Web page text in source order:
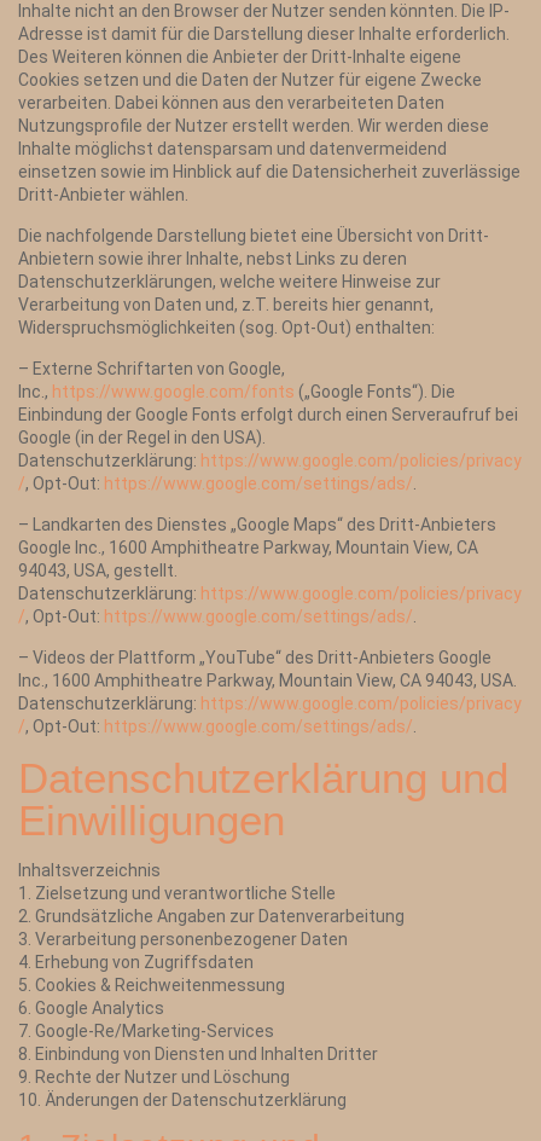
Inhalte nicht an den Browser der Nutzer senden könnten. Die IP-
Adresse ist damit für die Darstellung dieser Inhalte erforderlich.
Des Weiteren können die Anbieter der Dritt-Inhalte eigene
Cookies setzen und die Daten der Nutzer für eigene Zwecke
verarbeiten. Dabei können aus den verarbeiteten Daten
Nutzungsprofile der Nutzer erstellt werden. Wir werden diese
Inhalte möglichst datensparsam und datenvermeidend
einsetzen sowie im Hinblick auf die Datensicherheit zuverlässige
Dritt-Anbieter wählen.
Die nachfolgende Darstellung bietet eine Übersicht von Dritt-
Anbietern sowie ihrer Inhalte, nebst Links zu deren
Datenschutzerklärungen, welche weitere Hinweise zur
Verarbeitung von Daten und, z.T. bereits hier genannt,
Widerspruchsmöglichkeiten (sog. Opt-Out) enthalten:
– Externe Schriftarten von Google,
Inc., https://www.google.com/fonts („Google Fonts“). Die
Einbindung der Google Fonts erfolgt durch einen Serveraufruf bei
Google (in der Regel in den USA).
Datenschutzerklärung: https://www.google.com/policies/privacy
/, Opt-Out: https://www.google.com/settings/ads/
– Landkarten des Dienstes „Google Maps“ des Dritt-Anbieters
Google Inc., 1600 Amphitheatre Parkway, Mountain View, CA
94043, USA, gestellt.
Datenschutzerklärung: https://www.google.com/policies/privacy
/, Opt-Out: https://www.google.com/settings/ads/
– Videos der Plattform „YouTube“ des Dritt-Anbieters Google
Inc., 1600 Amphitheatre Parkway, Mountain View, CA 94043, USA.
Datenschutzerklärung: https://www.google.com/policies/privacy
/, Opt-Out: https://www.google.com/settings/ads/
Datenschutzerklärung und
Einwilligungen
Inhaltsverzeichnis
1. Zielsetzung und verantwortliche Stelle
2. Grundsätzliche Angaben zur Datenverarbeitung
3. Verarbeitung personenbezogener Daten
4. Erhebung von Zugriffsdaten
5. Cookies & Reichweitenmessung
6. Google Analytics
7. Google-Re/Marketing-Services
8. Einbindung von Diensten und Inhalten Dritter
9. Rechte der Nutzer und Löschung
10. Änderungen der Datenschutzerklärung